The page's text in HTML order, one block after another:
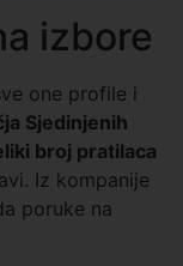
izbore
one profile i
Sjedinjenih
broj pratilaca
Iz kompanije
poruke na